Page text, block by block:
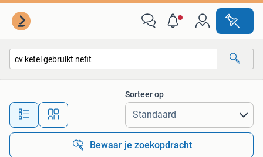
Alle afstanden…
Sorteer op
Bewaar je zoekopdracht